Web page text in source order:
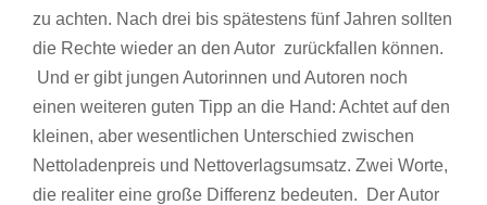
zu achten. Nach drei bis spätestens fünf Jahren sollten
die Rechte wieder an den Autor zurückfallen können.
Und er gibt jungen Autorinnen und Autoren noch
einen weiteren guten Tipp an die Hand: Achtet auf den
kleinen, aber wesentlichen Unterschied zwischen
Nettoladenpreis und Nettoverlagsumsatz. Zwei Worte,
die realiter eine große Differenz bedeuten. Der Autor